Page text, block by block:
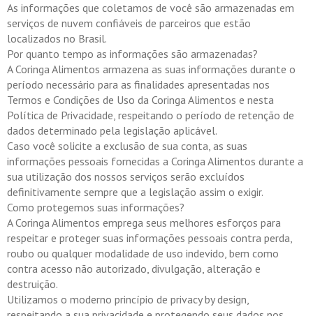
As informações que coletamos de você são armazenadas em
serviços de nuvem confiáveis de parceiros que estão
localizados no Brasil.
Por quanto tempo as informações são armazenadas?
A Coringa Alimentos armazena as suas informações durante o
período necessário para as finalidades apresentadas nos
Termos e Condições de Uso da Coringa Alimentos e nesta
Política de Privacidade, respeitando o período de retenção de
dados determinado pela legislação aplicável.
Caso você solicite a exclusão de sua conta, as suas
informações pessoais fornecidas a Coringa Alimentos durante a
sua utilização dos nossos serviços serão excluídos
definitivamente sempre que a legislação assim o exigir.
Como protegemos suas informações?
A Coringa Alimentos emprega seus melhores esforços para
respeitar e proteger suas informações pessoais contra perda,
roubo ou qualquer modalidade de uso indevido, bem como
contra acesso não autorizado, divulgação, alteração e
destruição.
Utilizamos o moderno princípio de privacy by design,